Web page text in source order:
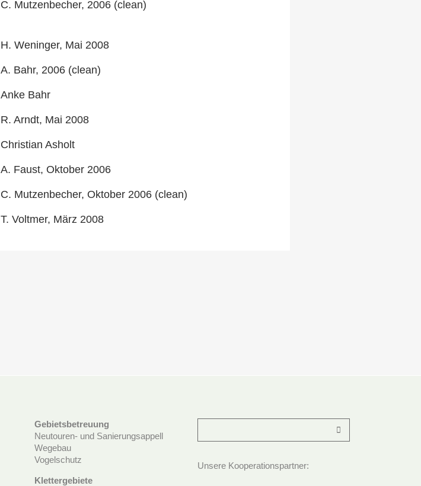
C. Mutzenbecher, 2006 (clean)
H. Weninger, Mai 2008
A. Bahr, 2006 (clean)
Anke Bahr
R. Arndt, Mai 2008
Christian Asholt
A. Faust, Oktober 2006
C. Mutzenbecher, Oktober 2006 (clean)
T. Voltmer, März 2008
Gebietsbetreuung
Neutouren- und Sanierungsappell
Wegebau
Vogelschutz
Klettergebiete
Unsere Kooperationspartner: